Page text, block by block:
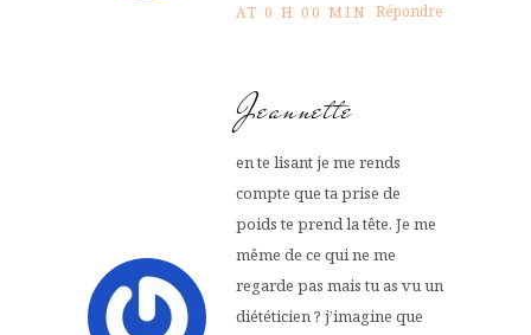
AT 0 H 00 MIN Répondre
Jeannette
en te lisant je me rends
compte que ta prise de
poids te prend la tête. Je me
même de ce qui ne me
regarde pas mais tu as vu un
diététicien ? j’imagine que